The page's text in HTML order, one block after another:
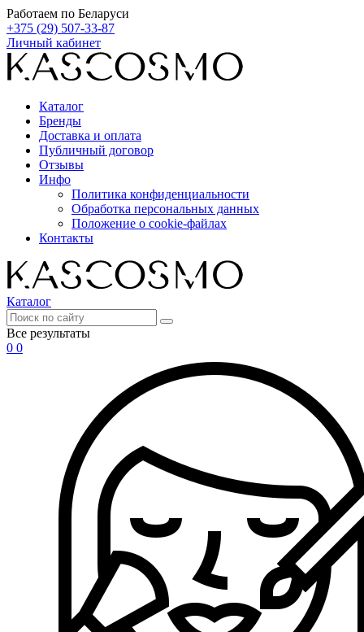
Работаем по Беларуси
+375 (29) 507-33-87
Личный кабинет
Каталог
Бренды
Доставка и оплата
Публичный договор
Отзывы
Инфо
Политика конфиденциальности
Обработка персональных данных
Положение о cookie-файлах
Контакты
Каталог
Все результаты
0 0